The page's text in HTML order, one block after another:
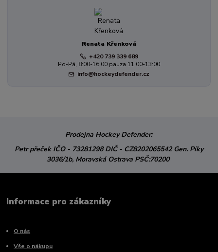
Renata Křenková
+420 739 339 689
Po-Pá, 8:00-16:00 pauza 11:00-13:00
info@hockeydefender.cz
Prodejna Hockey Defender:
Petr přeček IČO - 73281298DIČ - CZ8202065542 Gen. Píky
3036/1b, Moravská Ostrava PSČ:70200
Informace pro zákazníky
O nás
Vše o nákupu